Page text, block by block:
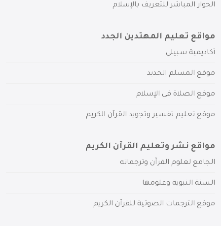
الحوار المباشر للتعريف بالإسلام
مواقع تعليم المهتدين الجدد
أكاديمية سبيلي
موقع المسلم الجديد
موقع الصلاة في الإسلام
موقع تعليم تفسير وتجويد القرآن الكريم
مواقع نشر وتعليم القرآن الكريم
الجامع لعلوم القرآن وترجماته
السنة النبوية وعلومها
موقع الترجمات الصوتية للقرآن الكريم